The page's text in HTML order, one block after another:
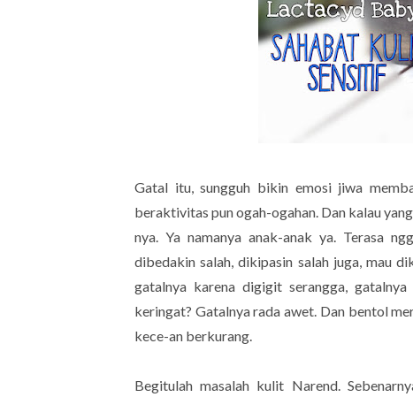
Gatal itu, sungguh bikin emosi jiwa
beraktivitas pun ogah-ogahan. Dan kalau
nya. Ya namanya anak-anak ya. Terasa
dibedakin salah, dikipasin salah juga, mau
gatalnya karena digigit serangga,
keringat? Gatalnya rada awet. Dan bentol
kece-an berkurang.
Begitulah masalah kulit Narend.